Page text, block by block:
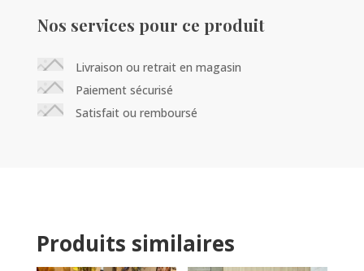
Nos services pour ce produit
Livraison ou retrait en magasin
Paiement sécurisé
Satisfait ou remboursé
Produits similaires